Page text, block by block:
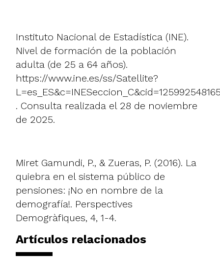
Instituto Nacional de Estadística (INE).
Nivel de formación de la población
adulta (de 25 a 64 años).
https://www.ine.es/ss/Satellite?
. Consulta realizada el 28 de noviembre
de 2025.
Miret Gamundi, P., & Zueras, P. (2016). La
quiebra en el sistema público de
pensiones: ¡No en nombre de la
demografía!. Perspectives
Demogràfiques, 4, 1-4.
Artículos relacionados